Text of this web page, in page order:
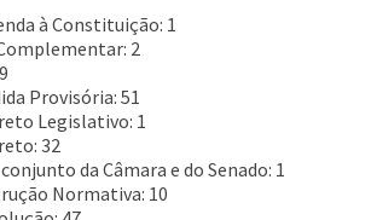
à Constituição: 1
2
Provisória: 51
Legislativo: 1
32
da Câmara e do Senado: 1
Normativa: 10